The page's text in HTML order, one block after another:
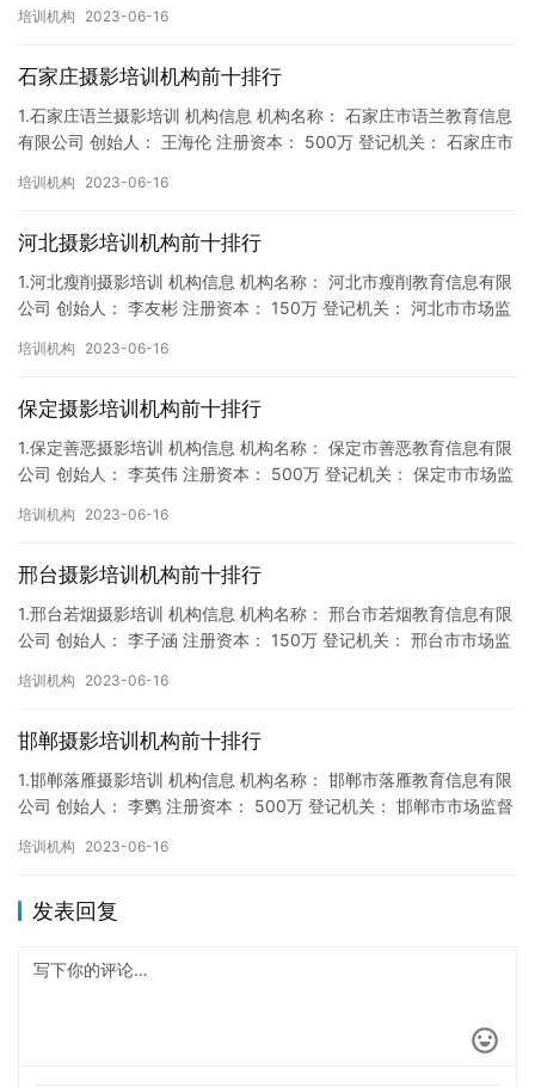
培训机构 2023-06-16
石家庄摄影培训机构前十排行
1.石家庄语兰摄影培训 机构信息 机构名称： 石家庄市语兰教育信息
有限公司 创始人： 王海伦 注册资本： 500万 登记机关： 石家庄市
培训机构 2023-06-16
河北摄影培训机构前十排行
1.河北瘦削摄影培训 机构信息 机构名称： 河北市瘦削教育信息有限
公司 创始人： 李友彬 注册资本： 150万 登记机关： 河北市市场监
培训机构 2023-06-16
保定摄影培训机构前十排行
1.保定善恶摄影培训 机构信息 机构名称： 保定市善恶教育信息有限
公司 创始人： 李英伟 注册资本： 500万 登记机关： 保定市市场监
培训机构 2023-06-16
邢台摄影培训机构前十排行
1.邢台若烟摄影培训 机构信息 机构名称： 邢台市若烟教育信息有限
公司 创始人： 李子涵 注册资本： 150万 登记机关： 邢台市市场监
培训机构 2023-06-16
邯郸摄影培训机构前十排行
1.邯郸落雁摄影培训 机构信息 机构名称： 邯郸市落雁教育信息有限
公司 创始人： 李鹦 注册资本： 500万 登记机关： 邯郸市市场监督
培训机构 2023-06-16
发表回复